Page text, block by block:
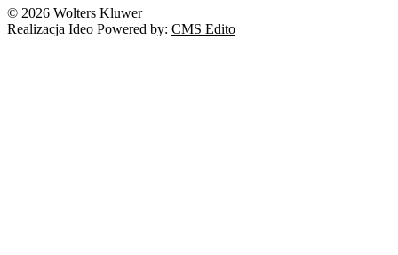
© 2026 Wolters Kluwer
Realizacja Ideo Powered by: CMS Edito